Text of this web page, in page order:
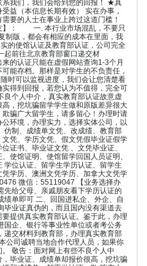
系我们，我们会给到您的回报！ ★真
益（本信息长期有效） 实在办事，
要的人士在事业上跨过这道门槛！
】： 一. 本行业市场混乱，不要只
制版，都会有相应的成本在里面，我
使馆认证及教育部认证，公司完全
起前往北京教育部窗口递交材
的认证只能在虚假网站查询1-3个月
能存档。那样是对学生的不负责任，
时可以监视进度，我们会让您清楚看
得到回报，若您认为不值得，完全可
良个人中介，真实教育部认证故意虚
，挖坑骗留学学生做和原版差异很大
骗广大留学生，请多留心！办理时请
环境，办理实力，选择实体公司，以
仿制、成绩单文凭、改成绩、教育部
凭、学历文凭、假文凭假毕业证假学
证书、毕业证文凭 、文凭毕业证、
使馆证明、使馆留学回国人员证明、
学位认证、留学生学历认证、留学生
学历、澳洲文凭学历、加拿大文凭学
微信：55119047 【业务选择办
先给父母、亲戚朋友看下学历认证的
单即可 二、回国进私企、外企、自
毕业证真伪的，而且国内没有渠道去
提供真实教育部认证。鉴于此，办理
国企、银行等事业性单位或者考公务
递交材料到教育部，办理真实教育部
公司诚聘当地合作代理人员，如果你
敬告：面对网上有些不良个人中
毕业证、成绩单却报价很高，挖坑骗